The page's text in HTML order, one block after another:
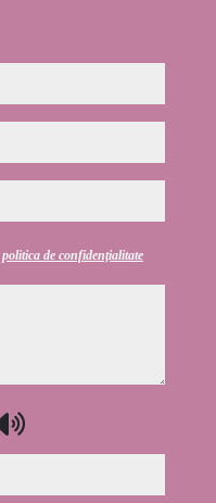
politica de confidențialitate